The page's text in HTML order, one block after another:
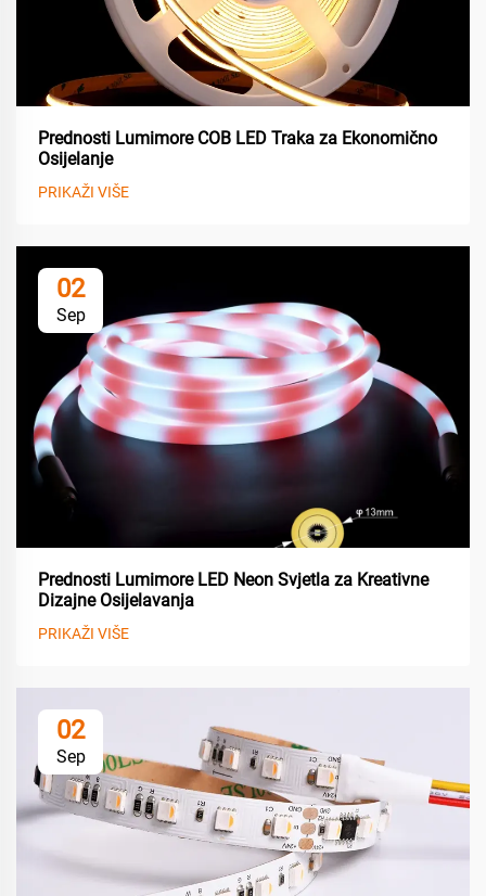
Prednosti Lumimore COB LED Traka za Ekonomično
Osijelanje
PRIKAŽI VIŠE
02
Sep
Prednosti Lumimore LED Neon Svjetla za Kreativne
Dizajne Osijelavanja
PRIKAŽI VIŠE
02
Sep